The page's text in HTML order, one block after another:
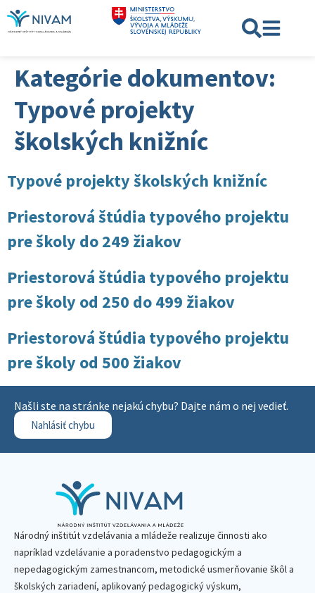
Kategórie dokumentov:
Typové projekty
školských knižníc
Typové projekty školských knižníc
Priestorová štúdia typového projektu
pre školy do 249 žiakov
Priestorová štúdia typového projektu
pre školy od 250 do 499 žiakov
Priestorová štúdia typového projektu
pre školy od 500 žiakov
Našli ste na stránke nejakú chybu? Dajte nám o nej vedieť.
Nahlásiť chybu
Národný inštitút vzdelávania a mládeže realizuje činnosti ako
napríklad vzdelávanie a poradenstvo pedagogickým a
nepedagogickým zamestnancom, metodické usmerňovanie škôl a
školských zariadení, aplikovaný pedagogický výskum,